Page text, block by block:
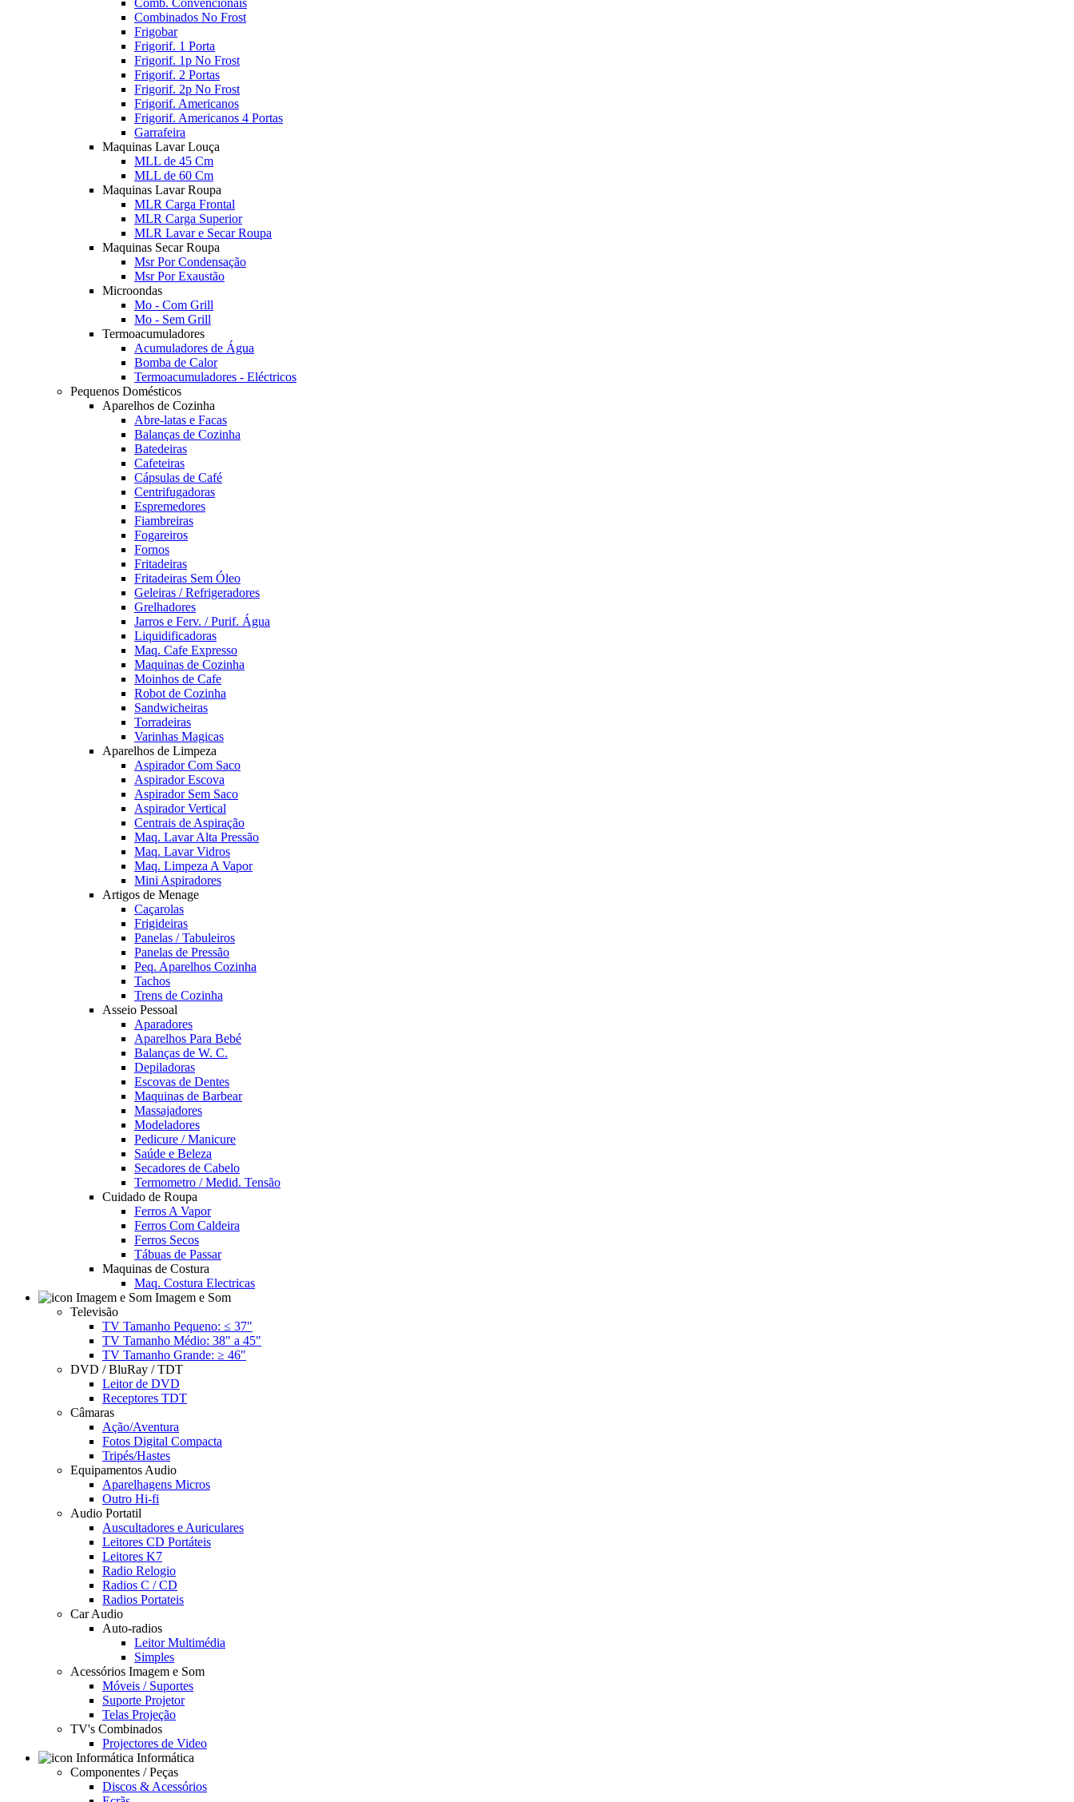
Comb. Convencionais
Combinados No Frost
Frigobar
Frigorif. 1 Porta
Frigorif. 1p No Frost
Frigorif. 2 Portas
Frigorif. 2p No Frost
Frigorif. Americanos
Frigorif. Americanos 4 Portas
Garrafeira
Maquinas Lavar Louça
MLL de 45 Cm
MLL de 60 Cm
Maquinas Lavar Roupa
MLR Carga Frontal
MLR Carga Superior
MLR Lavar e Secar Roupa
Maquinas Secar Roupa
Msr Por Condensação
Msr Por Exaustão
Microondas
Mo - Com Grill
Mo - Sem Grill
Termoacumuladores
Acumuladores de Água
Bomba de Calor
Termoacumuladores - Eléctricos
Pequenos Domésticos
Aparelhos de Cozinha
Abre-latas e Facas
Balanças de Cozinha
Batedeiras
Cafeteiras
Cápsulas de Café
Centrifugadoras
Espremedores
Fiambreiras
Fogareiros
Fornos
Fritadeiras
Fritadeiras Sem Óleo
Geleiras / Refrigeradores
Grelhadores
Jarros e Ferv. / Purif. Água
Liquidificadoras
Maq. Cafe Expresso
Maquinas de Cozinha
Moinhos de Cafe
Robot de Cozinha
Sandwicheiras
Torradeiras
Varinhas Magicas
Aparelhos de Limpeza
Aspirador Com Saco
Aspirador Escova
Aspirador Sem Saco
Aspirador Vertical
Centrais de Aspiração
Maq. Lavar Alta Pressão
Maq. Lavar Vidros
Maq. Limpeza A Vapor
Mini Aspiradores
Artigos de Menage
Caçarolas
Frigideiras
Panelas / Tabuleiros
Panelas de Pressão
Peq. Aparelhos Cozinha
Tachos
Trens de Cozinha
Asseio Pessoal
Aparadores
Aparelhos Para Bebé
Balanças de W. C.
Depiladoras
Escovas de Dentes
Maquinas de Barbear
Massajadores
Modeladores
Pedicure / Manicure
Saúde e Beleza
Secadores de Cabelo
Termometro / Medid. Tensão
Cuidado de Roupa
Ferros A Vapor
Ferros Com Caldeira
Ferros Secos
Tábuas de Passar
Maquinas de Costura
Maq. Costura Electricas
Imagem e Som
Televisão
TV Tamanho Pequeno: ≤ 37"
TV Tamanho Médio: 38" a 45"
TV Tamanho Grande: ≥ 46"
DVD / BluRay / TDT
Leitor de DVD
Receptores TDT
Câmaras
Ação/Aventura
Fotos Digital Compacta
Tripés/Hastes
Equipamentos Audio
Aparelhagens Micros
Outro Hi-fi
Audio Portatil
Auscultadores e Auriculares
Leitores CD Portáteis
Leitores K7
Radio Relogio
Radios C / CD
Radios Portateis
Car Audio
Auto-radios
Leitor Multimédia
Simples
Acessórios Imagem e Som
Móveis / Suportes
Suporte Projetor
Telas Projeção
TV's Combinados
Projectores de Video
Informática
Componentes / Peças
Discos & Acessórios